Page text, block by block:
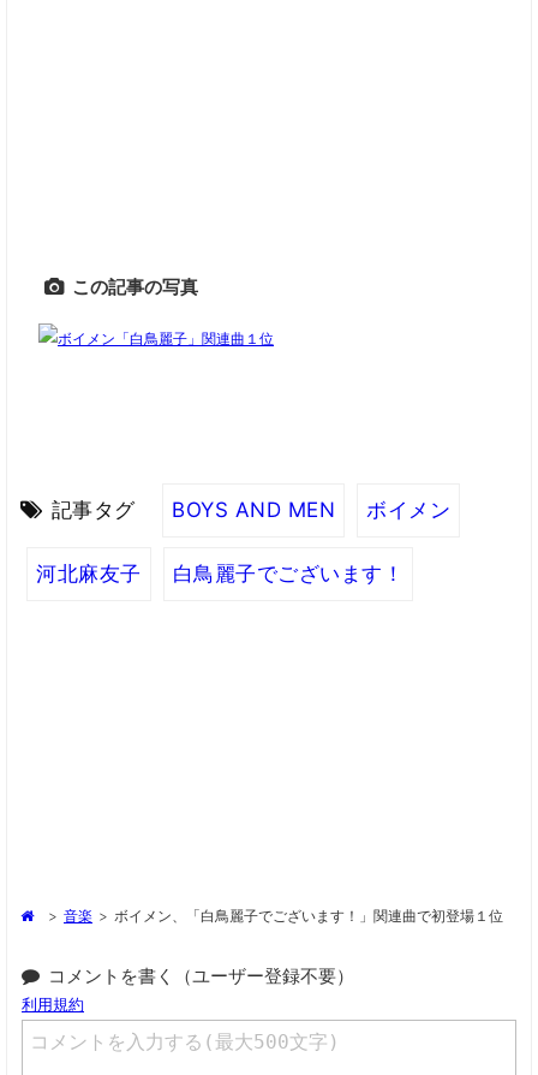
この記事の写真
記事タグ BOYS AND MEN ボイメン
河北麻友子 白鳥麗子でございます！
> 音楽 > ボイメン、「白鳥麗子でございます！」関連曲で初登場１位
コメントを書く（ユーザー登録不要）